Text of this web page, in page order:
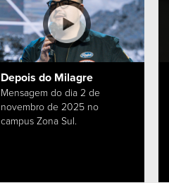
Depois do Milagre
Mensagem do dia 2 de
novembro de 2025 no
campus Zona Sul.